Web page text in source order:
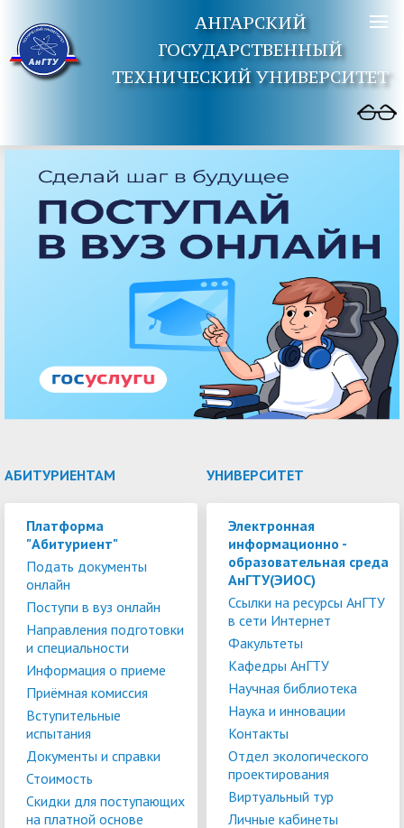
АНГАРСКИЙ
ГОСУДАРСТВЕННЫЙ
ТЕХНИЧЕСКИЙ УНИВЕРСИТЕТ
АБИТУРИЕНТАМ
Платформа
"Абитуриент"
Подать документы
онлайн
Поступи в вуз онлайн
Направления подготовки
и специальности
Информация о приеме
Приёмная комиссия
Вступительные
испытания
Документы и справки
Стоимость
Скидки для поступающих
на платной основе
УНИВЕРСИТЕТ
Электронная
информационно -
образовательная среда
АнГТУ(ЭИОС)
Ссылки на ресурсы АнГТУ
в сети Интернет
Факультеты
Кафедры АнГТУ
Научная библиотека
Наука и инновации
Контакты
Отдел экологического
проектирования
Виртуальный тур
Личные кабинеты